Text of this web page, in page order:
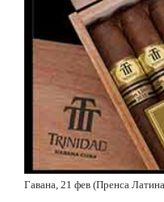
Гавана, 21 фев (Пренса